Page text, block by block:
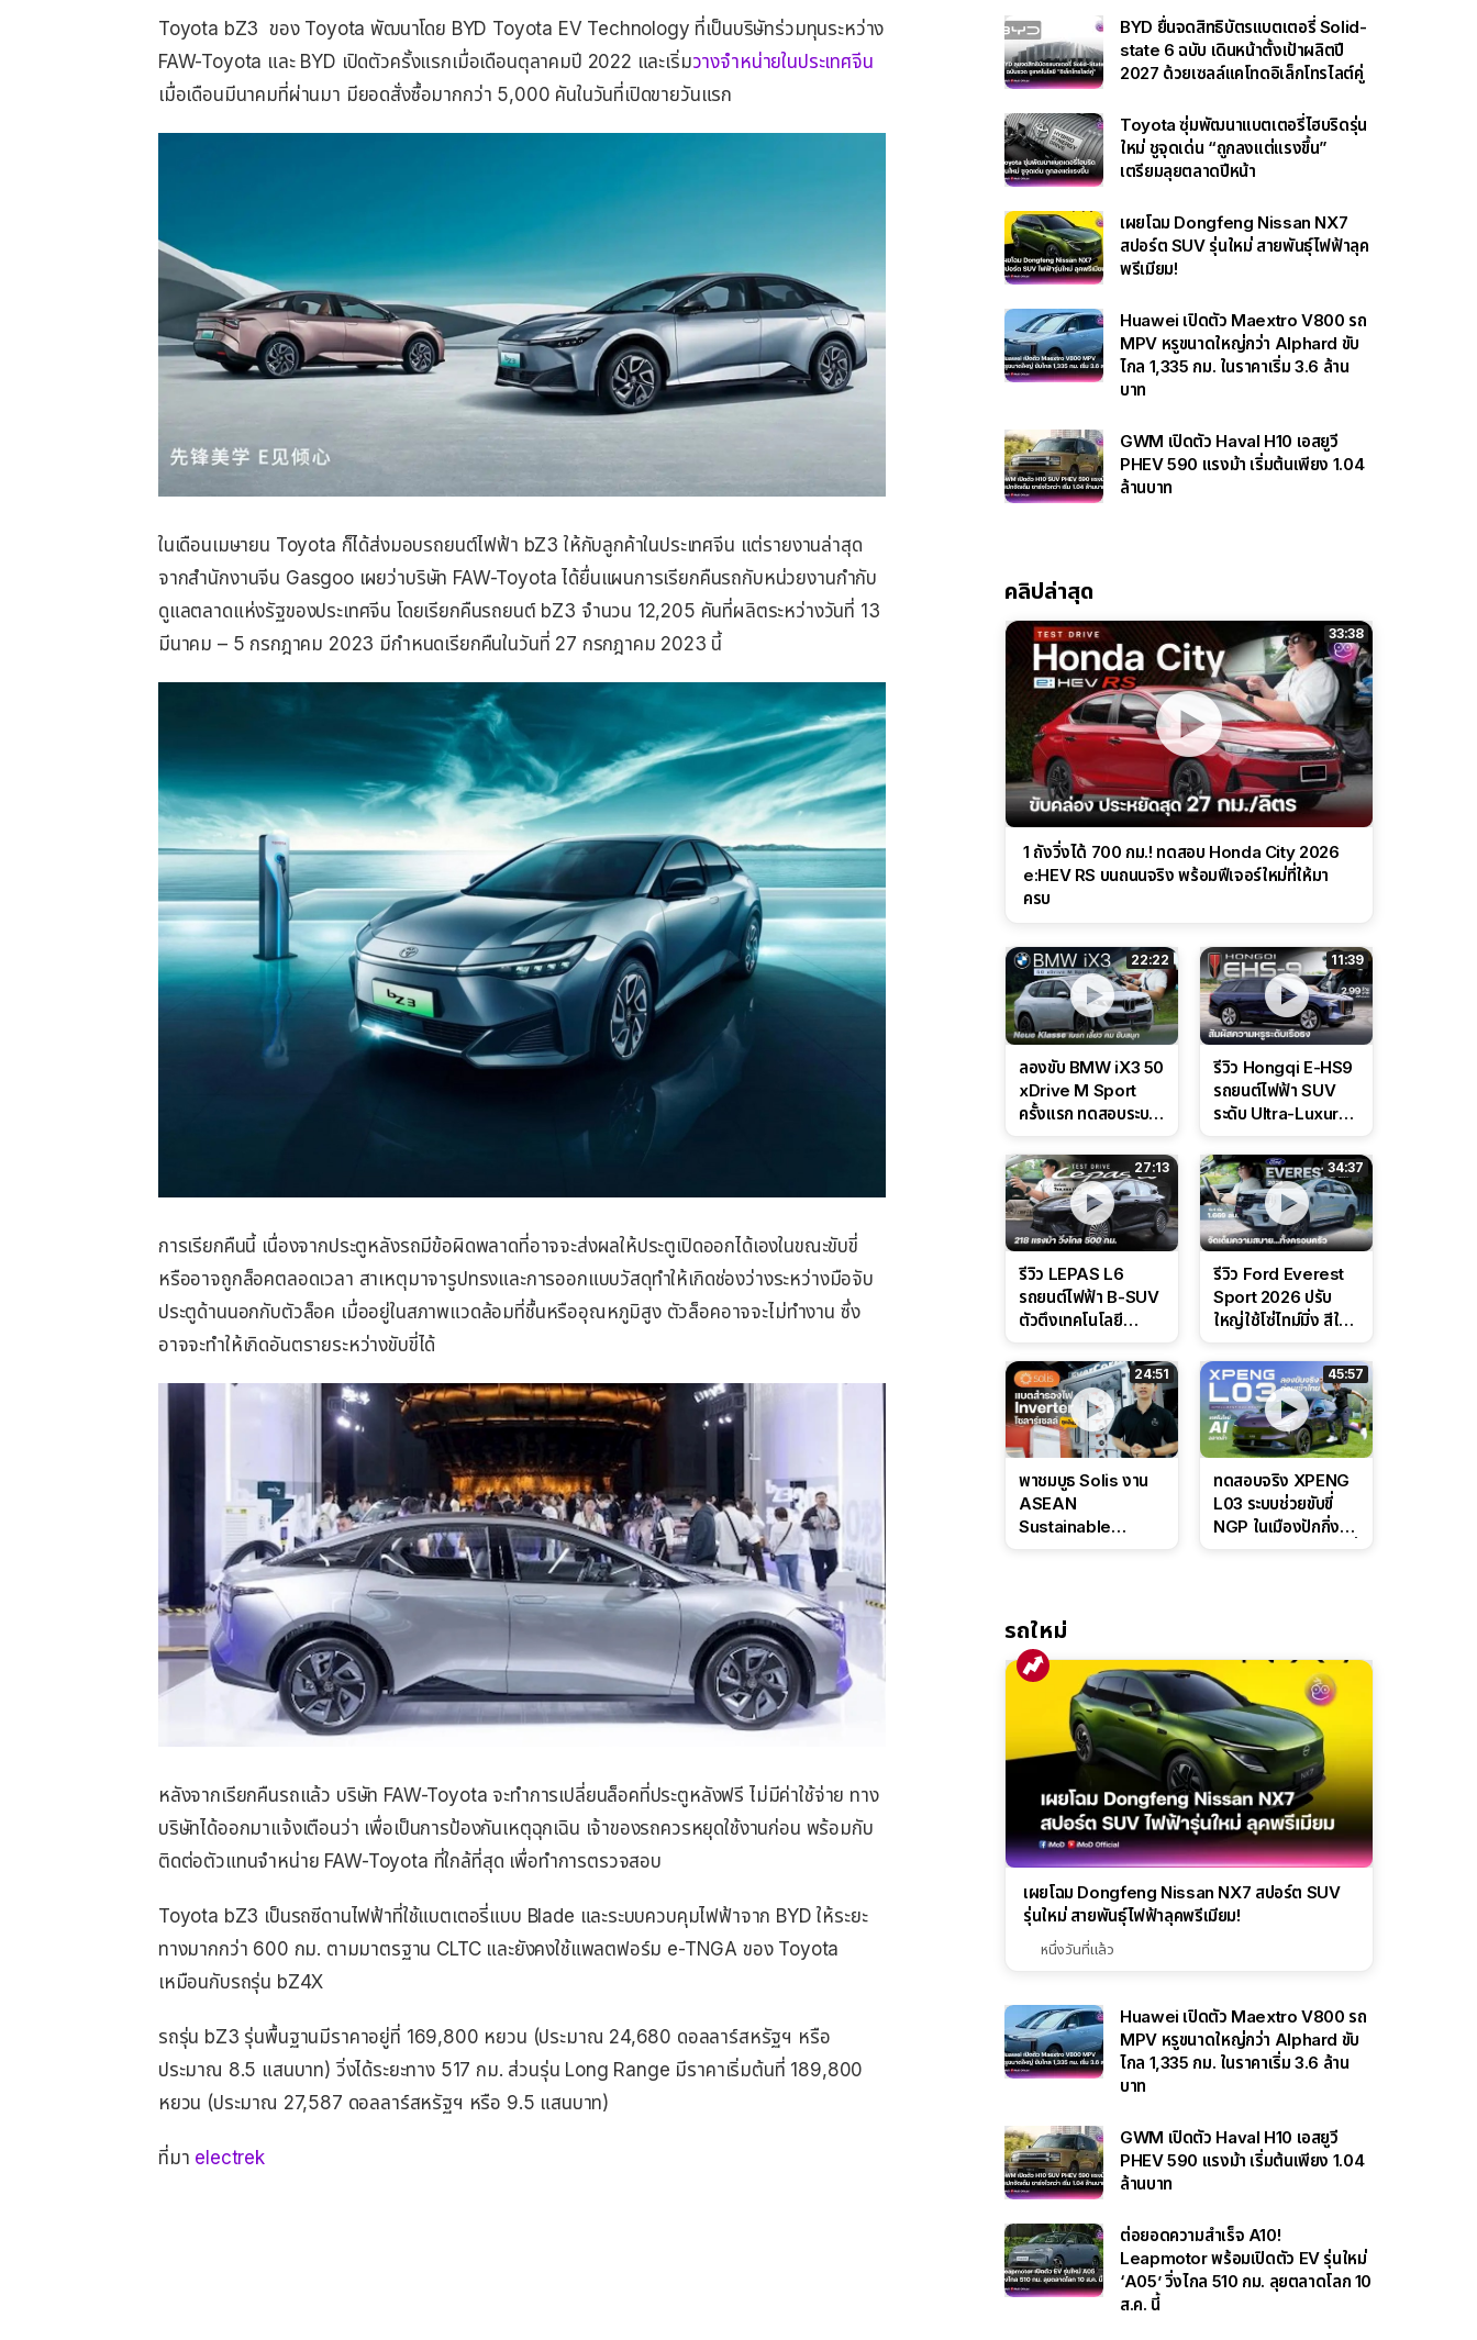
Toyota bZ3 ของ Toyota พัฒนาโดย BYD Toyota EV Technology ที่เป็นบริษัทร่วมทุนระหว่าง
FAW-Toyota และ BYD เปิดตัวครั้งแรกเมื่อเดือนตุลาคมปี 2022 และเริ่มวางจำหน่ายในประเทศจีน
เมื่อเดือนมีนาคมที่ผ่านมา มียอดสั่งซื้อมากกว่า 5,000 คันในวันที่เปิดขายวันแรก
ในเดือนเมษายน Toyota ก็ได้ส่งมอบรถยนต์ไฟฟ้า bZ3 ให้กับลูกค้าในประเทศจีน แต่รายงานล่าสุด
จากสำนักงานจีน Gasgoo เผยว่าบริษัท FAW-Toyota ได้ยื่นแผนการเรียกคืนรถกับหน่วยงานกำกับ
ดูแลตลาดแห่งรัฐของประเทศจีน โดยเรียกคืนรถยนต์ bZ3 จำนวน 12,205 คันที่ผลิตระหว่างวันที่ 13
มีนาคม – 5 กรกฎาคม 2023 มีกำหนดเรียกคืนในวันที่ 27 กรกฎาคม 2023 นี้
การเรียกคืนนี้ เนื่องจากประตูหลังรถมีข้อผิดพลาดที่อาจจะส่งผลให้ประตูเปิดออกได้เองในขณะขับขี่
หรืออาจถูกล็อคตลอดเวลา สาเหตุมาจารูปทรงและการออกแบบวัสดุทำให้เกิดช่องว่างระหว่างมือจับ
ประตูด้านนอกกับตัวล็อค เมื่ออยู่ในสภาพแวดล้อมที่ชื้นหรืออุณหภูมิสูง ตัวล็อคอาจจะไม่ทำงาน ซึ่ง
อาจจะทำให้เกิดอันตรายระหว่างขับขี่ได้
หลังจากเรียกคืนรถแล้ว บริษัท FAW-Toyota จะทำการเปลี่ยนล็อคที่ประตูหลังฟรี ไม่มีค่าใช้จ่าย ทาง
บริษัทได้ออกมาแจ้งเตือนว่า เพื่อเป็นการป้องกันเหตุฉุกเฉิน เจ้าของรถควรหยุดใช้งานก่อน พร้อมกับ
ติดต่อตัวแทนจำหน่าย FAW-Toyota ที่ใกล้ที่สุด เพื่อทำการตรวจสอบ
Toyota bZ3 เป็นรถซีดานไฟฟ้าที่ใช้แบตเตอรี่แบบ Blade และระบบควบคุมไฟฟ้าจาก BYD ให้ระยะ
ทางมากกว่า 600 กม. ตามมาตรฐาน CLTC และยังคงใช้แพลตฟอร์ม e-TNGA ของ Toyota
เหมือนกับรถรุ่น bZ4X
รถรุ่น bZ3 รุ่นพื้นฐานมีราคาอยู่ที่ 169,800 หยวน (ประมาณ 24,680 ดอลลาร์สหรัฐฯ หรือ
ประมาณ 8.5 แสนบาท) วิ่งได้ระยะทาง 517 กม. ส่วนรุ่น Long Range มีราคาเริ่มต้นที่ 189,800
หยวน (ประมาณ 27,587 ดอลลาร์สหรัฐฯ หรือ 9.5 แสนบาท)
ที่มา electrek
BYD ยื่นจดสิทธิบัตรแบตเตอรี่ Solid-
state 6 ฉบับ เดินหน้าตั้งเป้าผลิตปี
2027 ด้วยเซลล์แคโทดอิเล็กโทรไลต์คู่
Toyota ซุ่มพัฒนาแบตเตอรี่ไฮบริดรุ่น
ใหม่ ชูจุดเด่น “ถูกลงแต่แรงขึ้น”
เตรียมลุยตลาดปีหน้า
เผยโฉม Dongfeng Nissan NX7
สปอร์ต SUV รุ่นใหม่ สายพันธุ์ไฟฟ้าลุค
พรีเมียม!
Huawei เปิดตัว Maextro V800 รถ
MPV หรูขนาดใหญ่กว่า Alphard ขับ
ไกล 1,335 กม. ในราคาเริ่ม 3.6 ล้าน
บาท
GWM เปิดตัว Haval H10 เอสยูวี
PHEV 590 แรงม้า เริ่มต้นเพียง 1.04
ล้านบาท
คลิปล่าสุด
33:38
1 ถังวิ่งได้ 700 กม.! ทดสอบ Honda City 2026
e:HEV RS บนถนนจริง พร้อมฟีเจอร์ใหม่ที่ให้มา
ครบ
22:22
ลองขับ BMW iX3 50
xDrive M Sport
ครั้งแรก ทดสอบระบบ
Performance แบบ
จัดเต็มในสนาม
11:39
รีวิว Hongqi E-HS9
รถยนต์ไฟฟ้า SUV
ระดับ Ultra-Luxury
CDC นุ่มหนึบเหนือ
ระดับ
27:13
รีวิว LEPAS L6
รถยนต์ไฟฟ้า B-SUV
ตัวตึงเทคโนโลยี
ล่างหนึบ ลุ้นราคา 7
แสนต้น
34:37
รีวิว Ford Everest
Sport 2026 ปรับ
ใหญ่ใช้โซ่ไทม์มิ่ง สีใหม่
ดุดันสไตล์ครอบครัว
สายลุย
24:51
พาชมบูธ Solis งาน
ASEAN
Sustainable
IntelliHouse และ
EverCORE โซลูชัน
ESS ครบวงจร
45:57
ทดสอบจริง XPENG
L03 ระบบช่วยขับขี่
NGP ในเมืองปักกิ่ง
รถใหม่
เผยโฉม Dongfeng Nissan NX7 สปอร์ต SUV
รุ่นใหม่ สายพันธุ์ไฟฟ้าลุคพรีเมียม!
หนึ่งวันที่แล้ว
Huawei เปิดตัว Maextro V800 รถ
MPV หรูขนาดใหญ่กว่า Alphard ขับ
ไกล 1,335 กม. ในราคาเริ่ม 3.6 ล้าน
บาท
GWM เปิดตัว Haval H10 เอสยูวี
PHEV 590 แรงม้า เริ่มต้นเพียง 1.04
ล้านบาท
ต่อยอดความสำเร็จ A10!
Leapmotor พร้อมเปิดตัว EV รุ่นใหม่
‘A05’ วิ่งไกล 510 กม. ลุยตลาดโลก 10
ส.ค. นี้